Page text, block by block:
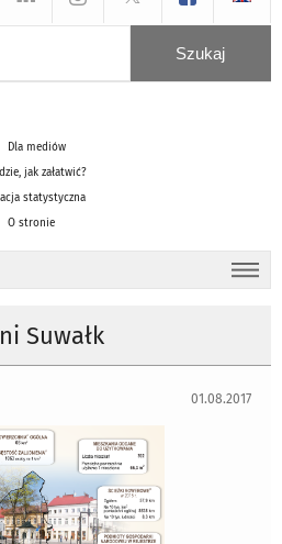
Dla mediów
jak załatwić?
statystyczna
O stronie
Suwałk
01.08.2017